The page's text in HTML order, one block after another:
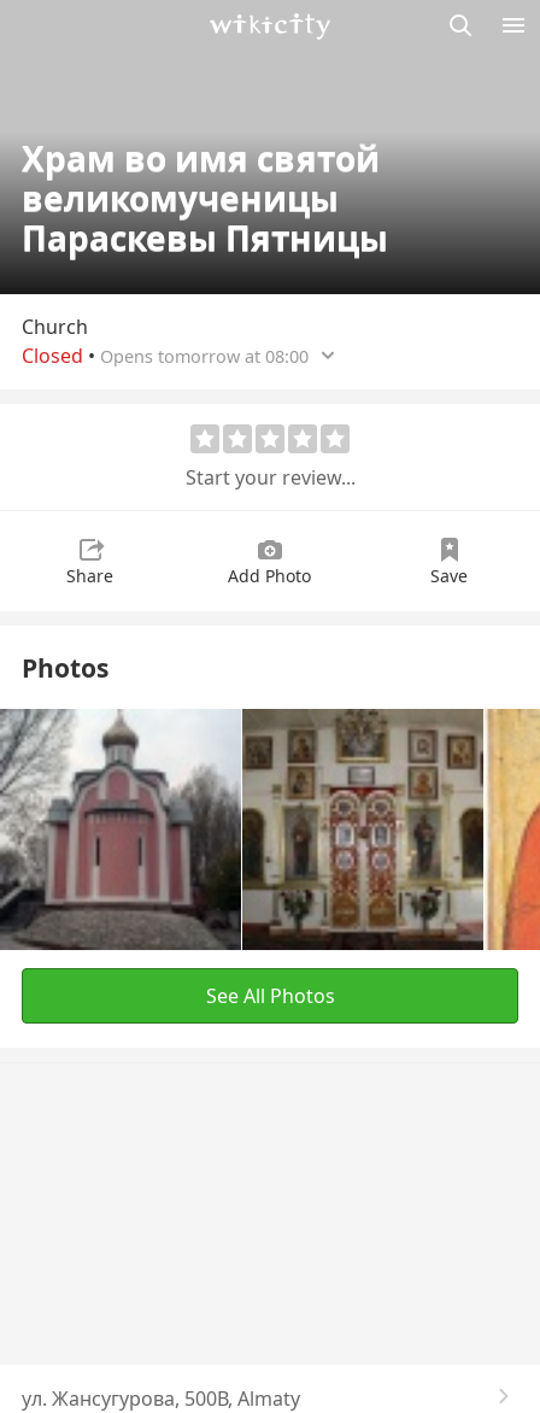
Храм во имя святой
великомученицы
Параскевы Пятницы
Church
Closed • Opens tomorrow at 08:00
Start your review...
Share Add Photo Save
Photos
See All Photos
ул. Жансугурова, 500В, Almaty